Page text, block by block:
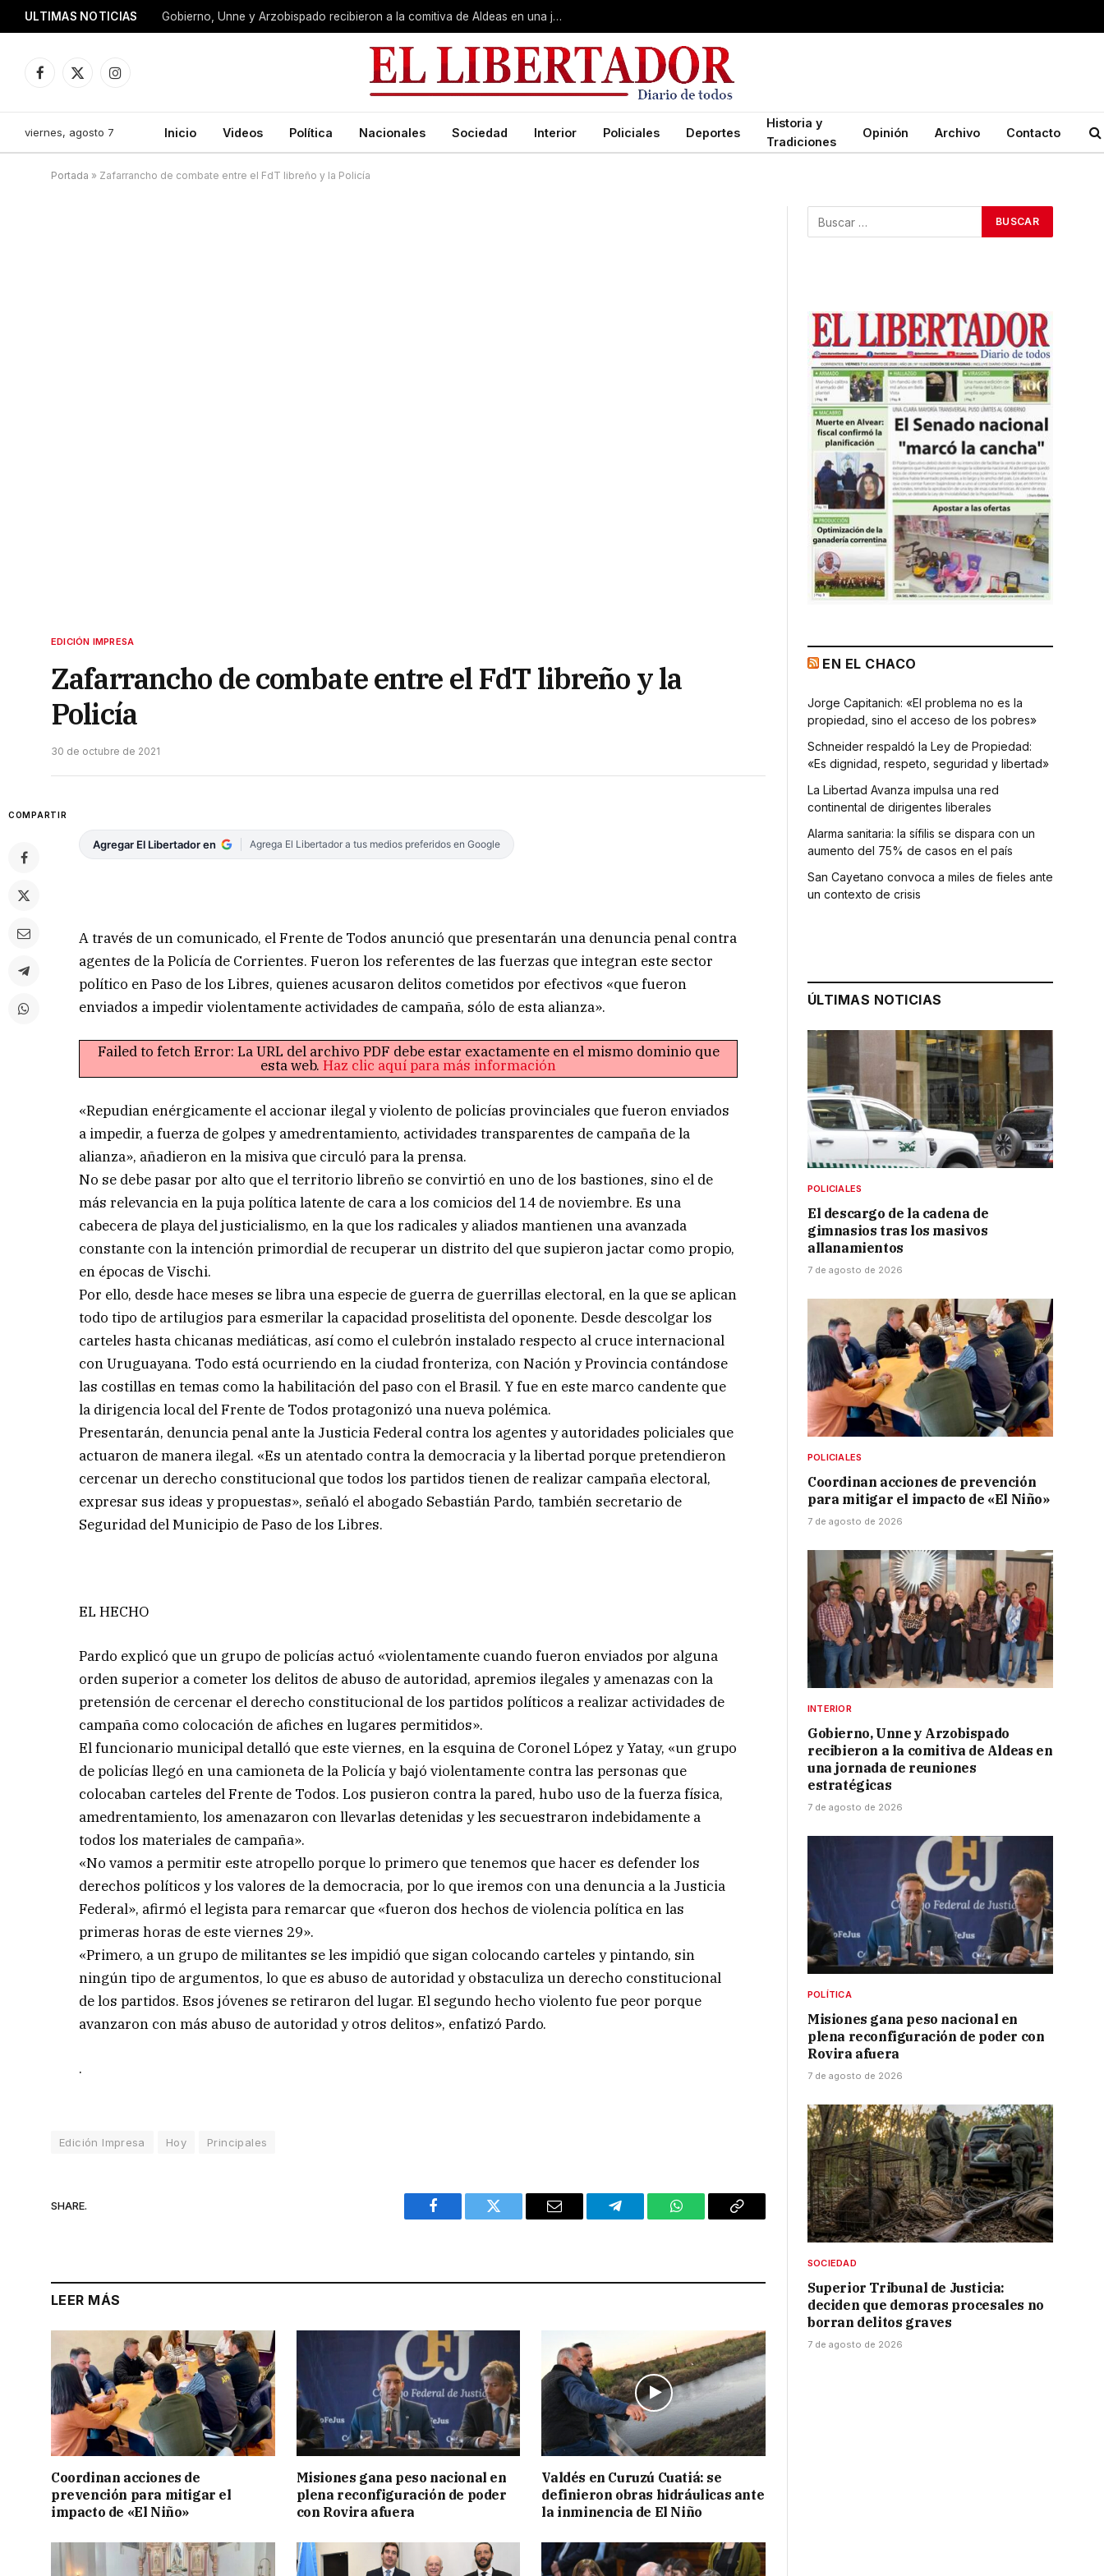
ULTIMAS NOTICIAS Gobierno, Unne y Arzobispado recibieron a la comitiva de Aldeas en una jornada de reuniones estratégicas
Facebook
X
Instagram
viernes, agosto 7 Inicio Videos Política Nacionales Sociedad Interior Policiales Deportes
Historia y
Tradiciones
Opinión Archivo Contacto
Portada » Zafarrancho de combate entre el FdT libreño y la Policía
EDICIÓN IMPRESA
Zafarrancho de combate entre el FdT libreño y la
Policía
30 de octubre de 2021
COMPARTIR
Agregar El Libertador en Agrega El Libertador a tus medios preferidos en Google
A través de un comunicado, el Frente de Todos anunció que presentarán una denuncia penal contra
agentes de la Policía de Corrientes. Fueron los referentes de las fuerzas que integran este sector
político en Paso de los Libres, quienes acusaron delitos cometidos por efectivos «que fueron
enviados a impedir violentamente actividades de campaña, sólo de esta alianza».
Failed to fetch Error: La URL del archivo PDF debe estar exactamente en el mismo dominio que
esta web. Haz clic aquí para más información
«Repudian enérgicamente el accionar ilegal y violento de policías provinciales que fueron enviados
a impedir, a fuerza de golpes y amedrentamiento, actividades transparentes de campaña de la
alianza», añadieron en la misiva que circuló para la prensa.
No se debe pasar por alto que el territorio libreño se convirtió en uno de los bastiones, sino el de
más relevancia en la puja política latente de cara a los comicios del 14 de noviembre. Es una
cabecera de playa del justicialismo, en la que los radicales y aliados mantienen una avanzada
constante con la intención primordial de recuperar un distrito del que supieron jactar como propio,
en épocas de Vischi.
Por ello, desde hace meses se libra una especie de guerra de guerrillas electoral, en la que se aplican
todo tipo de artilugios para esmerilar la capacidad proselitista del oponente. Desde descolgar los
carteles hasta chicanas mediáticas, así como el culebrón instalado respecto al cruce internacional
con Uruguayana. Todo está ocurriendo en la ciudad fronteriza, con Nación y Provincia contándose
las costillas en temas como la habilitación del paso con el Brasil. Y fue en este marco candente que
la dirigencia local del Frente de Todos protagonizó una nueva polémica.
Presentarán, denuncia penal ante la Justicia Federal contra los agentes y autoridades policiales que
actuaron de manera ilegal. «Es un atentado contra la democracia y la libertad porque pretendieron
cercenar un derecho constitucional que todos los partidos tienen de realizar campaña electoral,
expresar sus ideas y propuestas», señaló el abogado Sebastián Pardo, también secretario de
Seguridad del Municipio de Paso de los Libres.
EL HECHO
Pardo explicó que un grupo de policías actuó «violentamente cuando fueron enviados por alguna
orden superior a cometer los delitos de abuso de autoridad, apremios ilegales y amenazas con la
pretensión de cercenar el derecho constitucional de los partidos políticos a realizar actividades de
campaña como colocación de afiches en lugares permitidos».
El funcionario municipal detalló que este viernes, en la esquina de Coronel López y Yatay, «un grupo
de policías llegó en una camioneta de la Policía y bajó violentamente contra las personas que
colocaban carteles del Frente de Todos. Los pusieron contra la pared, hubo uso de la fuerza física,
amedrentamiento, los amenazaron con llevarlas detenidas y les secuestraron indebidamente a
todos los materiales de campaña».
«No vamos a permitir este atropello porque lo primero que tenemos que hacer es defender los
derechos políticos y los valores de la democracia, por lo que iremos con una denuncia a la Justicia
Federal», afirmó el legista para remarcar que «fueron dos hechos de violencia política en las
primeras horas de este viernes 29».
«Primero, a un grupo de militantes se les impidió que sigan colocando carteles y pintando, sin
ningún tipo de argumentos, lo que es abuso de autoridad y obstaculiza un derecho constitucional
de los partidos. Esos jóvenes se retiraron del lugar. El segundo hecho violento fue peor porque
avanzaron con más abuso de autoridad y otros delitos», enfatizó Pardo.
.
Edición Impresa Hoy Principales
SHARE.
Facebook Twitter Email Telegram WhatsAppCopy
LEER MÁS
Coordinan acciones de
prevención para mitigar el
impacto de «El Niño»
Misiones gana peso nacional en
plena reconfiguración de poder
con Rovira afuera
Valdés en Curuzú Cuatiá: se
definieron obras hidráulicas ante
la inminencia de El Niño
EN EL CHACO
Jorge Capitanich: «El problema no es la
propiedad, sino el acceso de los pobres»
Schneider respaldó la Ley de Propiedad:
«Es dignidad, respeto, seguridad y libertad»
La Libertad Avanza impulsa una red
continental de dirigentes liberales
Alarma sanitaria: la sífilis se dispara con un
aumento del 75% de casos en el país
San Cayetano convoca a miles de fieles ante
un contexto de crisis
ÚLTIMAS NOTICIAS
POLICIALES
El descargo de la cadena de
gimnasios tras los masivos
allanamientos
7 de agosto de 2026
POLICIALES
Coordinan acciones de prevención
para mitigar el impacto de «El Niño»
7 de agosto de 2026
INTERIOR
Gobierno, Unne y Arzobispado
recibieron a la comitiva de Aldeas en
una jornada de reuniones
estratégicas
7 de agosto de 2026
POLÍTICA
Misiones gana peso nacional en
plena reconfiguración de poder con
Rovira afuera
7 de agosto de 2026
SOCIEDAD
Superior Tribunal de Justicia:
deciden que demoras procesales no
borran delitos graves
7 de agosto de 2026